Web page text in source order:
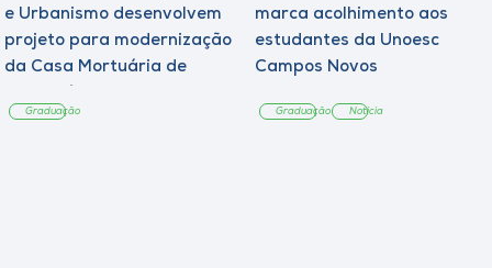
e Urbanismo desenvolvem
projeto para modernização
da Casa Mortuária de
Graduação
marca acolhimento aos
estudantes da Unoesc
Campos Novos
Graduação Notícia